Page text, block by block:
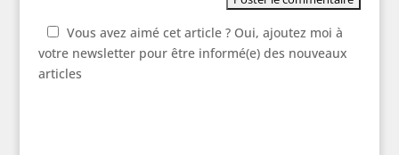
Vous avez aimé cet article ? Oui, ajoutez moi à
votre newsletter pour être informé(e) des nouveaux
articles